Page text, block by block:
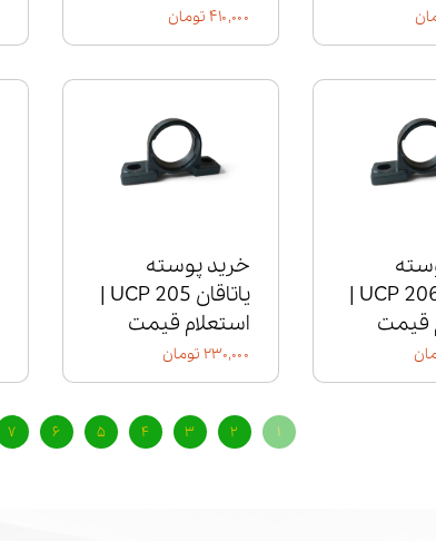
۴۱۰,۰۰۰ تومان
یاتاقان UCP 206 |
قیمت
خرید پوسته
یاتاقان UCP 205 |
استعلام قیمت
۲۳۰,۰۰۰ تومان
۱ ۲ ۳ ۴ ۵ ۶ ۷